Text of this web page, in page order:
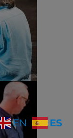
EN ES